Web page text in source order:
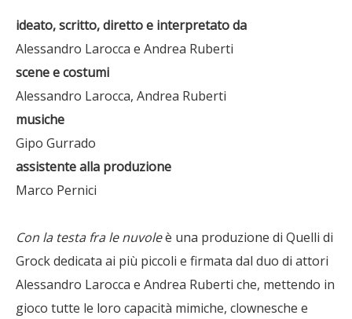
ideato, scritto, diretto e interpretato da
Alessandro Larocca e Andrea Ruberti
scene e costumi
Alessandro Larocca, Andrea Ruberti
musiche
Gipo Gurrado
assistente alla produzione
Marco Pernici
Con la testa fra le nuvoleè una produzione di Quelli di
Grock dedicata ai più piccoli e firmata dal duo di attori
Alessandro Larocca e Andrea Ruberti che, mettendo in
gioco tutte le loro capacità mimiche, clownesche e